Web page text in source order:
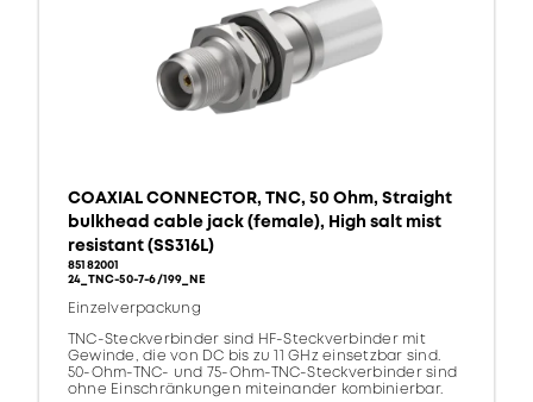
COAXIAL CONNECTOR, TNC, 50 Ohm, Straight
bulkhead cable jack (female), High salt mist
resistant (SS316L)
85182001
24_TNC-50-7-6/199_NE
Einzelverpackung
TNC-Steckverbinder sind HF-Steckverbinder mit
Gewinde, die von DC bis zu 11 GHz einsetzbar sind.
50-Ohm-TNC- und 75-Ohm-TNC-Steckverbinder sind
ohne Einschränkungen miteinander kombinierbar.